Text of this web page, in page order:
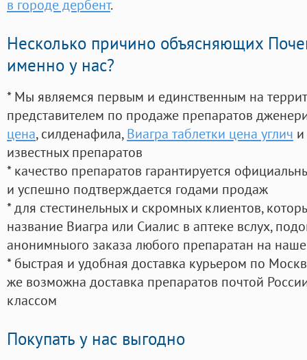
в городе дербент.
Несколько причино объясняющих
именно у нас?
* Мы являемся первым и единственным на
представителем по продаже препаратов
цена, силденафила, Виагра таблетки цена углич
известных препаратов
* качество препаратов гарантируется
и успешно подтверждается годами продаж
* для стестинельных и скромных клиентов,
название Виагра или Сиалис в аптеке вслух,
анонимныого заказа любого препаратан на
* быстрая и удобная доставка курьером по
же возможна доставка препаратов почтой
классом
Покупать у нас выгодно